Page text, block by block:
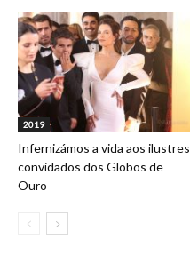
2019
Infernizámos a vida aos ilustres
convidados dos Globos de
Ouro